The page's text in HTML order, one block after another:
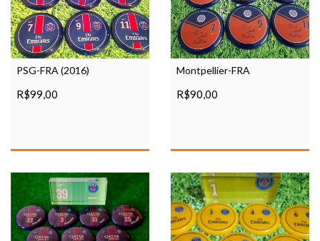
PSG-FRA (2016)
R$99,00
Montpellier-FRA
R$90,00